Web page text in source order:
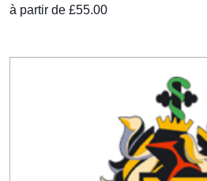
à partir de £55.00